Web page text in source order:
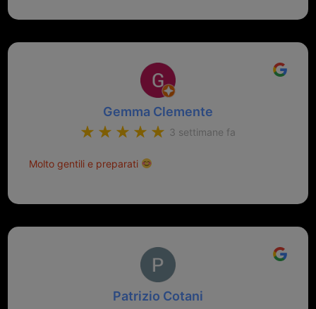
Gemma Clemente
3 settimane fa
Molto gentili e preparati
Patrizio Cotani